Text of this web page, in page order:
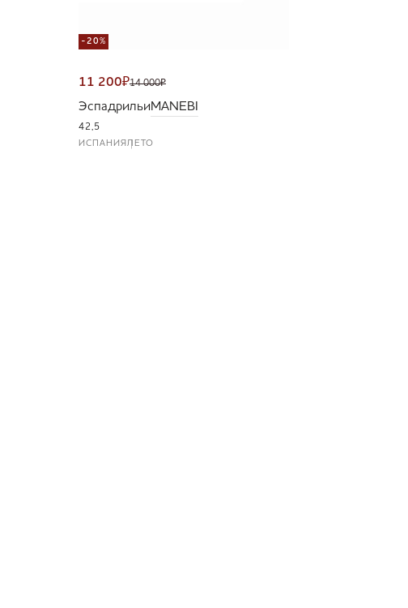
-20%
11 200₽14 000₽
ЭспадрильиMANEBI
42,5
ИСПАНИЯЛЕТО